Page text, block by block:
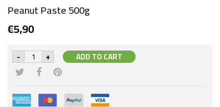
Peanut Paste 500g
€5,90
- Peanut
Paste
500g
quantity
+ ADD TO CART